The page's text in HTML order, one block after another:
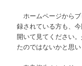
ホームページから
録されている方も、
開いて見てください
たのではないかと思い